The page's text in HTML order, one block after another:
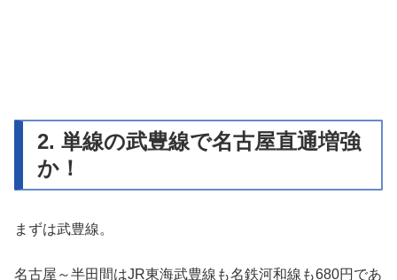
2. 単線の武豊線で名古屋直通増強
か！
まずは武豊線。
名古屋～半田間はJR東海武豊線も名鉄河和線も680円であ